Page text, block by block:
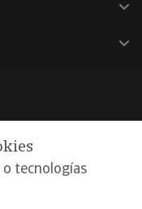
tecnologías